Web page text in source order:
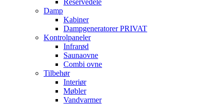
Reservedele
Damp
Kabiner
Dampgeneratorer PRIVAT
Kontrolpaneler
Infrarød
Saunaovne
Combi ovne
Tilbehør
Interiør
Møbler
Vandvarmer